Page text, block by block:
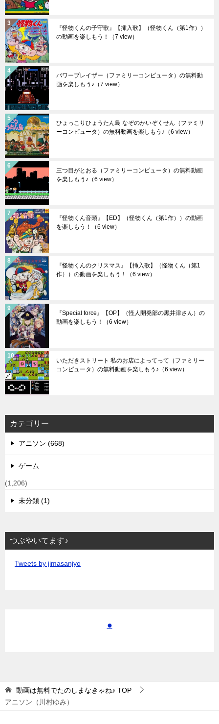
『怪物くんの子守歌』【挿入歌】（怪物くん（第1作））
の動画を楽しもう！
（7 view）
パワーブレイザー（ファミリーコンピュータ）の無料動
画を楽しもう♪ （7 view）
ひょっこりひょうたん島 なぞのかいぞくせん（ファミリ
ーコンピュータ）の無料動画を楽しもう♪ （6 view）
三つ目がとおる（ファミリーコンピュータ）の無料動画
を楽しもう♪ （6 view）
『怪物くん音頭』【ED】（怪物くん（第1作））の動画
を楽しもう！
（6 view）
『怪物くんのクリスマス』【挿入歌】（怪物くん（第1
作））の動画を楽しもう！
（6 view）
『Special force』【OP】（怪人開発部の黒井津さん）の
動画を楽しもう！
（6 view）
いただきストリート 私のお店によってって（ファミリー
コンピュータ）の無料動画を楽しもう♪ （6 view）
カテゴリー
アニソン (668)
ゲーム
(1,206)
未分類 (1)
つぶやいてます♪
Tweets by jimasanjyo
●
動画は無料でたのしまなきゃね♪ TOP
アニソン（川村ゆみ）